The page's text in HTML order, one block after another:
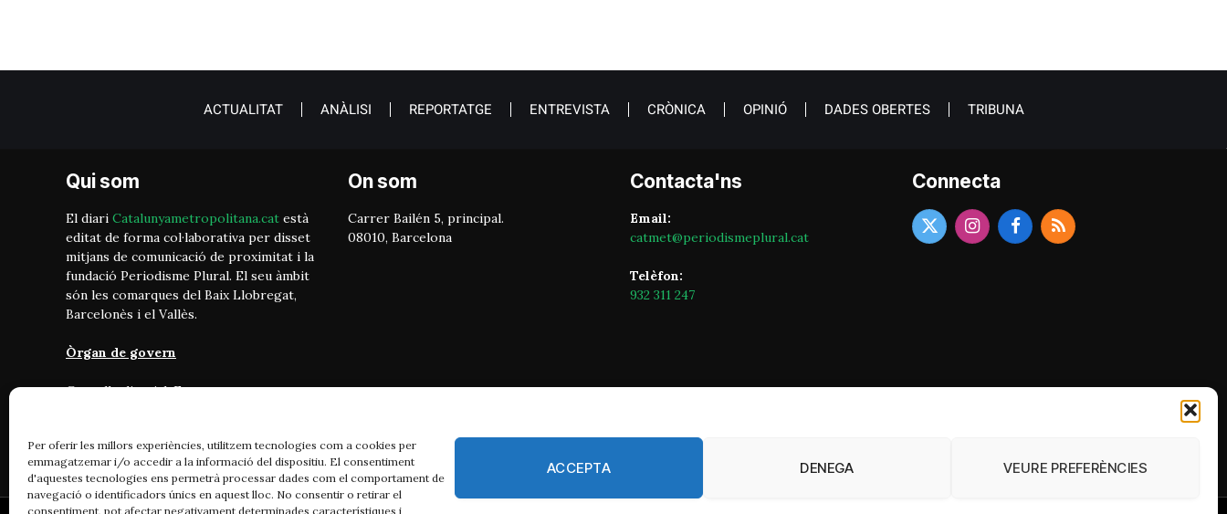
Per oferir les millors experiències, utilitzem tecnologies com a cookies per
emmagatzemar i/o accedir a la informació del dispositiu. El consentiment
d'aquestes tecnologies ens permetrà processar dades com el comportament de
navegació o identificadors únics en aquest lloc. No consentir o retirar el
consentiment, pot afectar negativament determinades característiques i
ACCEPTA DENEGA VEURE PREFERÈNCIES
ACTUALITAT ANÀLISI REPORTATGE ENTREVISTA CRÒNICA OPINIÓ DADES OBERTES TRIBUNA
Qui som
El diari Catalunyametropolitana.cat està
editat de forma col·laborativa per disset
mitjans de comunicació de proximitat i la
fundació Periodisme Plural. El seu àmbit
són les comarques del Baix Llobregat,
Barcelonès i el Vallès.
Òrgan de govern
Consell editorial: Format per
periodisme independent, ètic i amb
vocació transformadora.
On som
Carrer Bailén 5, principal.
08010, Barcelona
Contacta'ns
Email:
catmet@periodismeplural.cat
Telèfon:
932 311 247
Connecta
X
InstagramFacebook
RSS